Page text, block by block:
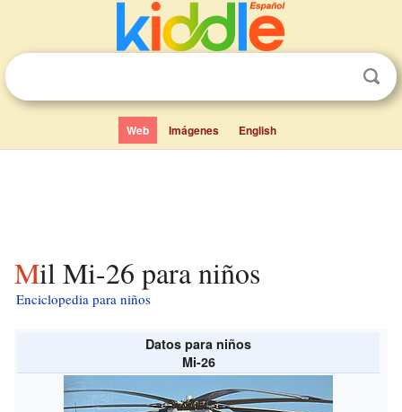
Web Imágenes English
Mil Mi-26 para niños
Enciclopedia para niños
Datos para niños
Mi-26